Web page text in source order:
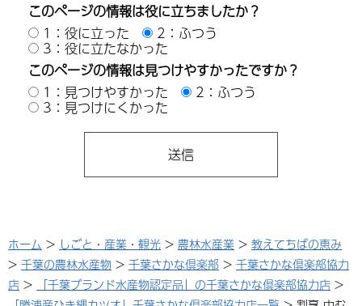
このページの情報は役に立ちましたか？
1：役に立った
2：ふつう
3：役に立たなかった
このページの情報は見つけやすかったですか？
1：見つけやすかった
2：ふつう
3：見つけにくかった
ホーム > しごと・産業・観光 > 農林水産業 > 教えてちばの恵み
> 千葉の農林水産物 > 千葉さかな倶楽部 > 千葉さかな倶楽部協力
店 > 「千葉ブランド水産物認定品」の千葉さかな倶楽部協力店 >